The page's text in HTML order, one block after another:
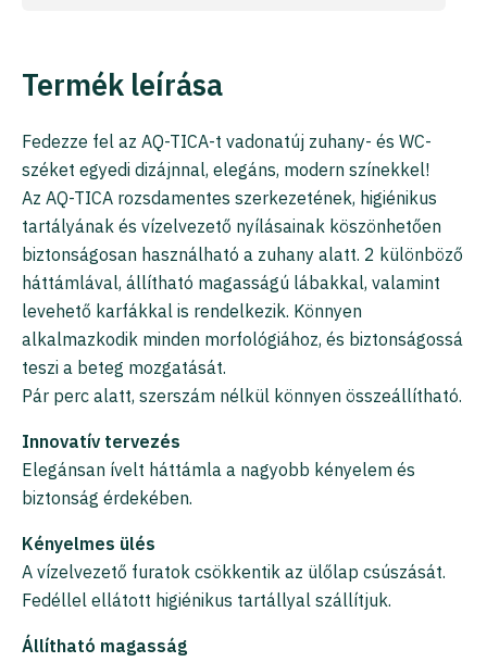
Termék leírása
Fedezze fel az AQ-TICA-t vadonatúj zuhany- és WC-
széket egyedi dizájnnal, elegáns, modern színekkel!
Az AQ-TICA rozsdamentes szerkezetének, higiénikus
tartályának és vízelvezető nyílásainak köszönhetően
biztonságosan használható a zuhany alatt. 2 különböző
háttámlával, állítható magasságú lábakkal, valamint
levehető karfákkal is rendelkezik. Könnyen
alkalmazkodik minden morfológiához, és biztonságossá
teszi a beteg mozgatását.
Pár perc alatt, szerszám nélkül könnyen összeállítható.
Innovatív tervezés
Elegánsan ívelt háttámla a nagyobb kényelem és
biztonság érdekében.
Kényelmes ülés
A vízelvezető furatok csökkentik az ülőlap csúszását.
Fedéllel ellátott higiénikus tartállyal szállítjuk.
Állítható magasság